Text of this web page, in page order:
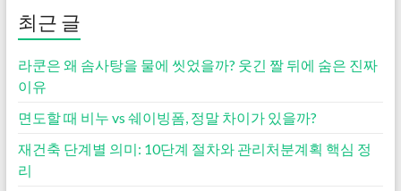
최근 글
라쿤은 왜 솜사탕을 물에 씻었을까? 웃긴 짤 뒤에 숨은 진짜
이유
면도할 때 비누 vs 쉐이빙폼, 정말 차이가 있을까?
재건축 단계별 의미: 10단계 절차와 관리처분계획 핵심 정
리